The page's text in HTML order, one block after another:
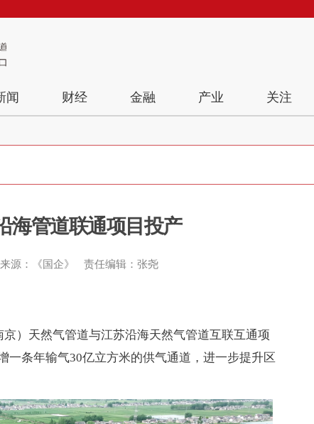
闻 财经 金融 产业 关注
海管道联通项目投产
来源：《国企》 责任编辑：张尧
）天然气管道与江苏沿海天然气管道互联互通项
一条年输气30亿立方米的供气通道，进一步提升区